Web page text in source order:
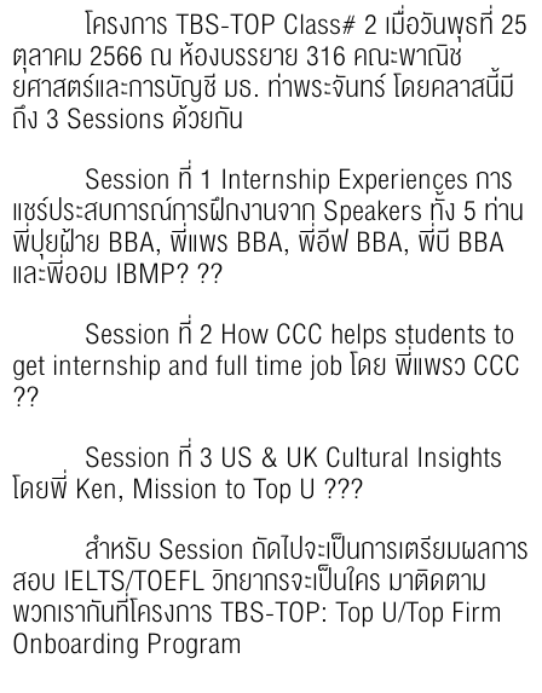
โครงการ TBS-TOP Class# 2 เมื่อวันพุธที่ 25
ตุลาคม 2566 ณ ห้องบรรยาย 316 คณะพาณิช
ยศาสตร์และการบัญชี มธ. ท่าพระจันทร์ โดยคลาสนี้มี
ถึง 3 Sessions ด้วยกัน
Session ที่ 1 Internship Experiences การ
แชร์ประสบการณ์การฝึกงานจาก Speakers ทั้ง 5 ท่าน
พี่ปุยฝ้าย BBA, พี่แพร BBA, พี่อีฟ BBA, พี่บี BBA
และพี่ออม IBMP? ??
Session ที่ 2 How CCC helps students to
get internship and full time job โดย พี่แพรว CCC
??
Session ที่ 3 US & UK Cultural Insights
โดยพี่ Ken, Mission to Top U ???
สำหรับ Session ถัดไปจะเป็นการเตรียมผลการ
สอบ IELTS/TOEFL วิทยากรจะเป็นใคร มาติดตาม
พวกเรากันที่โครงการ TBS-TOP: Top U/Top Firm
Onboarding Program